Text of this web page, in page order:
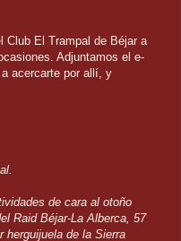
Club El Trampal de Béjar a
Adjuntamos el e-
acercarte por allí, y
de cara al otoño
Raid Béjar-La Alberca, 57
herguijuela de la Sierra